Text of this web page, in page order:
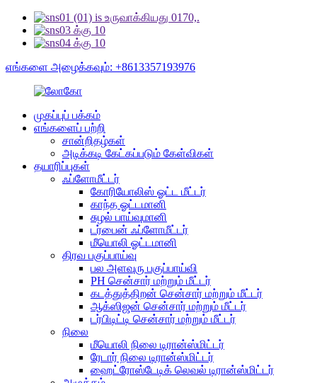
எங்களை அழைக்கவும்: +8613357193976
முகப்புப் பக்கம்
எங்களைப் பற்றி
சான்றிதழ்கள்
அடிக்கடி கேட்கப்படும் கேள்விகள்
தயாரிப்புகள்
ஃப்ளோமீட்டர்
கோரியோலிஸ் ஓட்ட மீட்டர்
காந்த ஓட்டமானி
சுழல் பாய்வுமானி
டர்பைன் ஃப்ளோமீட்டர்
மீயொலி ஓட்டமானி
திரவ பகுப்பாய்வு
பல அளவுரு பகுப்பாய்வி
PH சென்சார் மற்றும் மீட்டர்
கடத்துத்திறன் சென்சார் மற்றும் மீட்டர்
ஆக்ஸிஜன் சென்சார் மற்றும் மீட்டர்
டர்பிடிட்டி சென்சார் மற்றும் மீட்டர்
நிலை
மீயொலி நிலை டிரான்ஸ்மிட்டர்
ரேடார் நிலை டிரான்ஸ்மிட்டர்
ஹைட்ரோஸ்டேடிக் லெவல் டிரான்ஸ்மிட்டர்